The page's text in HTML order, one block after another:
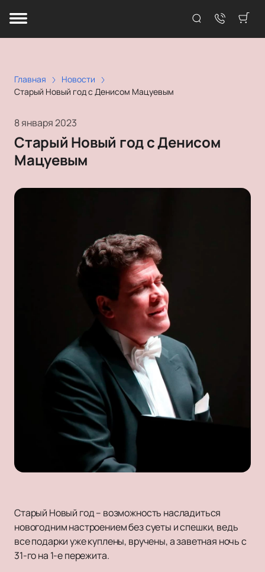
Главная
Новости
Старый Новый год с Денисом Мацуевым
8 января 2023
Старый Новый год с Денисом
Мацуевым
Старый Новый год – возможность насладиться
новогодним настроением без суеты и спешки, ведь
все подарки уже куплены, вручены, а заветная ночь с
31-го на 1-е пережита.